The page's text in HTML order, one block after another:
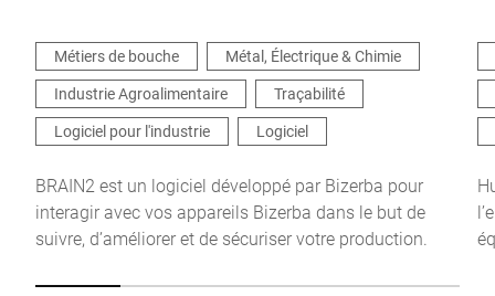
Je confirme par la présente que j'accepte l'utilisation de mes
données pour traiter cette demande De plus amples informations
peuvent être trouvées dans le Déclaration de protection des
Anti-Robot Verification
FriendlyCaptcha ⇗
Métiers de bouche
Métal, Électrique & Chimie
Industrie Agroalimentaire
Traçabilité
Logiciel pour l'industrie
Logiciel
BRAIN2 est un logiciel développé par Bizerba pour
interagir avec vos appareils Bizerba dans le but de
suivre, d’améliorer et de sécuriser votre production.